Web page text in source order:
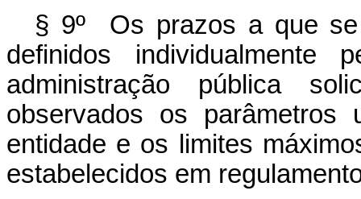
§ 9º Os prazos a que
definidos
administração pública
observados os
entidade e os limites
estabelecidos em